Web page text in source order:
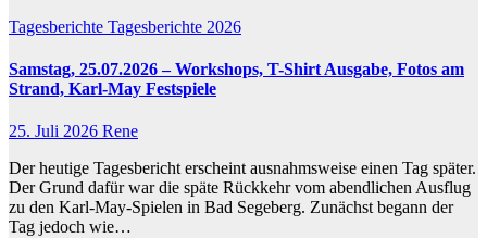
Tagesberichte Tagesberichte 2026
Samstag, 25.07.2026 – Workshops, T-Shirt Ausgabe, Fotos am
Strand, Karl-May Festspiele
25. Juli 2026 Rene
Der heutige Tagesbericht erscheint ausnahmsweise einen Tag später.
Der Grund dafür war die späte Rückkehr vom abendlichen Ausflug
zu den Karl-May-Spielen in Bad Segeberg. Zunächst begann der
Tag jedoch wie…